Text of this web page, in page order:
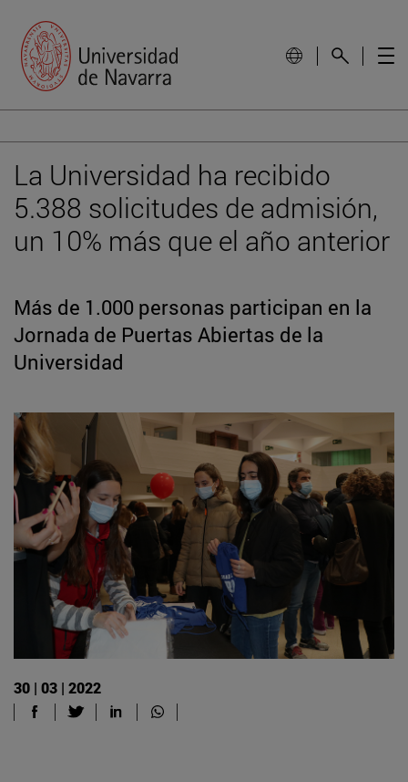
La Universidad ha recibido
5.388 solicitudes de admisión,
un 10% más que el año anterior
Más de 1.000 personas participan en la
Jornada de Puertas Abiertas de la
Universidad
30 | 03 | 2022